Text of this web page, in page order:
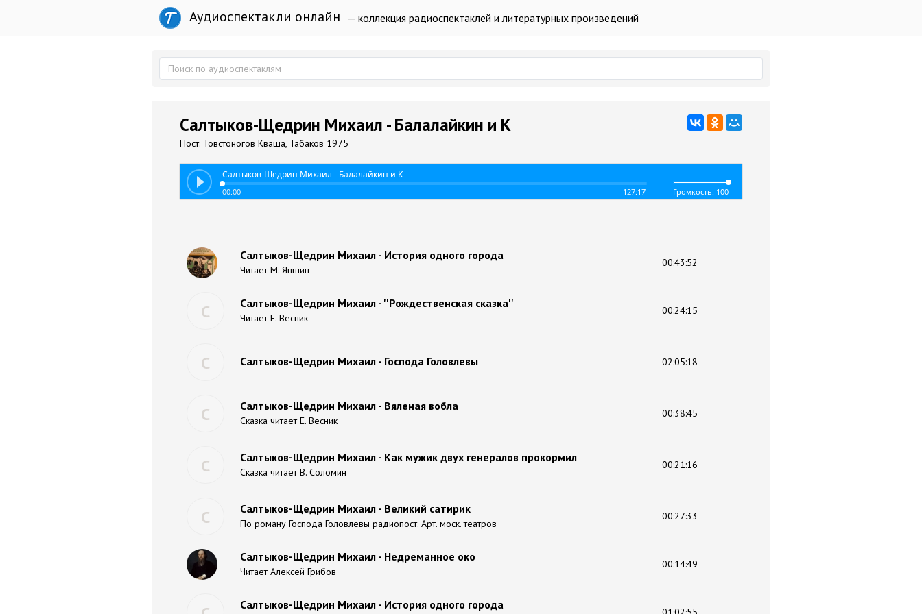
Аудиоспектакли онлайн — коллекция радиоспектаклей и литературных произведений
Салтыков-Щедрин Михаил - Балалайкин и К
Пост. Товстоногов Кваша, Табаков 1975
Салтыков-Щедрин Михаил - Балалайкин и К
00:00 127:17 Громкость: 100
Салтыков-Щедрин Михаил - История одного города
Читает М. Яншин
00:43:52
С Салтыков-Щедрин Михаил - ''Рождественская сказка''
Читает Е. Весник
00:24:15
С Салтыков-Щедрин Михаил - Господа Головлевы 02:05:18
С Салтыков-Щедрин Михаил - Вяленая вобла
Сказка читает Е. Весник
00:38:45
С Салтыков-Щедрин Михаил - Как мужик двух генералов прокормил
Сказка читает В. Соломин
00:21:16
С Салтыков-Щедрин Михаил - Великий сатирик
По роману Господа Головлевы радиопост. Арт. моск. театров
00:27:33
Салтыков-Щедрин Михаил - Недреманное око
Читает Алексей Грибов
00:14:49
Салтыков-Щедрин Михаил - История одного города